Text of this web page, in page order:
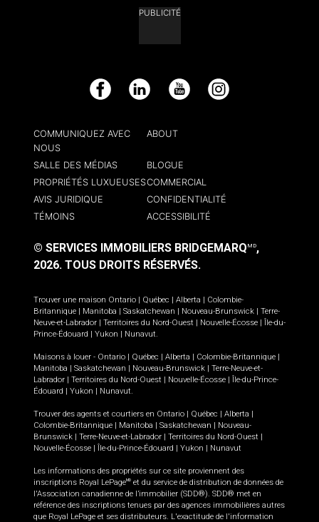
PUBLICITÉ
Facebook LinkedIn YouTube Instagram
COMMUNIQUEZ AVEC
NOUS
ABOUT
SALLE DES MÉDIAS
BLOGUE
PROPRIÉTÉS LUXUEUSESCOMMERCIAL
AVIS JURIDIQUE
CONFIDENTIALITÉ
TÉMOINS
ACCESSIBILITÉ
© SERVICES IMMOBILIERS BRIDGEMARQ MD,
2026. TOUS DROITS RÉSERVÉS.
Trouver une maison Ontario | Québec | Alberta | Colombie-
Britannique | Manitoba | Saskatchewan | Nouveau-Brunswick | Terre-
Neuve-et-Labrador | Territoires du Nord-Ouest | Nouvelle-Écosse | Île-du-
Prince-Édouard | Yukon | Nunavut.
Maisons à louer - Ontario | Québec | Alberta | Colombie-Britannique |
Manitoba | Saskatchewan | Nouveau-Brunswick | Terre-Neuve-et-
Labrador | Territoires du Nord-Ouest | Nouvelle-Écosse | Île-du-Prince-
Édouard | Yukon | Nunavut.
Trouver des agents et courtiers en Ontario | Québec | Alberta |
Colombie-Britannique | Manitoba | Saskatchewan | Nouveau-
Brunswick | Terre-Neuve-et-Labrador | Territoires du Nord-Ouest |
Nouvelle-Écosse | Île-du-Prince-Édouard | Yukon | Nunavut
Les informations des propriétés sur ce site proviennent des
inscriptions Royal LePageMD et du service de distribution de données de
l'Association canadienne de l’immobilier (SDD®). SDD® met en
référence des inscriptions tenues par des agences immobilières autres
que Royal LePage et ses distributeurs. L'exactitude de l'information